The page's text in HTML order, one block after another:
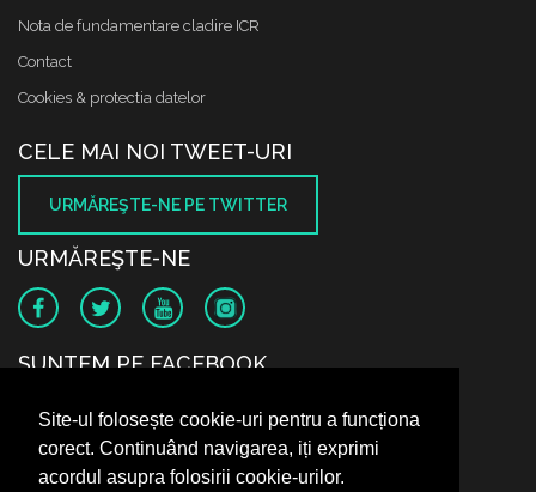
Site-ul folosește cookie-uri pentru a funcționa
corect. Continuând navigarea, iți exprimi
acordul asupra folosirii cookie-urilor.
Nota de fundamentare cladire ICR
Contact
Cookies & protectia datelor
CELE MAI NOI TWEET-URI
URMĂREŞTE-NE PE TWITTER
URMĂREŞTE-NE
SUNTEM PE FACEBOOK